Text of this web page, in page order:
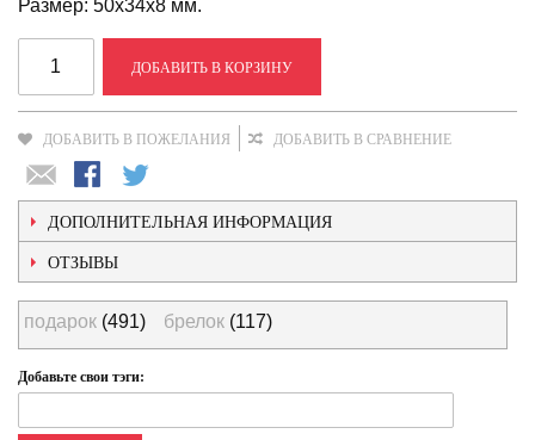
Размер: 50x34x8 мм.
ДОБАВИТЬ В КОРЗИНУ
ДОБАВИТЬ В ПОЖЕЛАНИЯ ДОБАВИТЬ В СРАВНЕНИЕ
ДОПОЛНИТЕЛЬНАЯ ИНФОРМАЦИЯ
ОТЗЫВЫ
подарок (491) брелок (117)
Добавьте свои тэги: